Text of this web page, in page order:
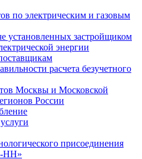
по электрическим и газовым
установленных застройщиком
энергии
расчета безучетного
Москвы и Московской
России
присоединения
НН»